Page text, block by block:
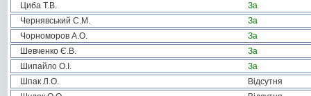
Циба Т.В.
За
Чернявський С.М.
За
Чорноморов А.О.
За
Шевченко Є.В.
За
Шипайло О.І.
За
Шпак Л.О.
Відсутня